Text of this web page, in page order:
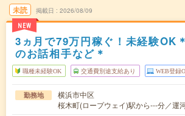
未読
NEW
掲載日 2026/08/09
3ヵ月で79万円稼ぐ！未経験OK
のお話相手など＊
職種未経験OK 交通費別途支給あり WEB登録
勤務地
横浜市中区
桜木町(ロープウェイ)駅から---分／運